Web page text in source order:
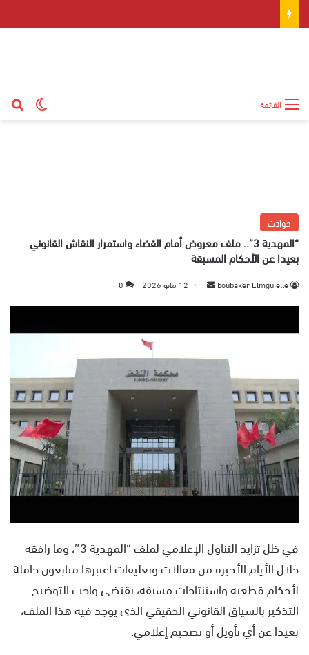
القائمة
حوادث
“المهدية 3”.. ملف معروض أمام القضاء واستمرار النقاش القانوني
بعيدا عن الأحكام المسبقة
boubaker Elmguielle
ل
ت
ر
12 مايو 2026 0
في ظل تزايد التناول الإعلامي لملف “المهدية 3″، وما رافقه
خلال الأيام الأخيرة من مقالات وتعليقات اعتبرها متابعون حاملة
لأحكام قطعية واستنتاجات مسبقة، يقتضي واجب التوضيح
التذكير بالسياق القانوني الحقيقي الذي يوجد فيه هذا الملف،
بعيدا عن أي تأويل أو تضخيم إعلامي.